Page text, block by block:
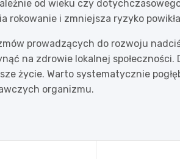
od wieku czy
rokowanie i zmniejsza ryzyko
prowadzących do rozwoju
na zdrowie lokalnej społeczności.
życie. Warto systematycznie
organizmu.